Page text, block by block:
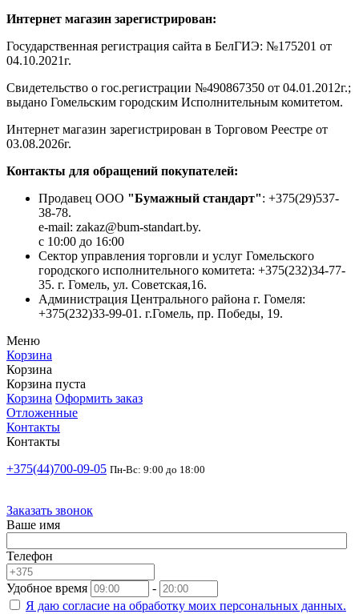
Интернет магазин зарегистрирован:
Государственная регистрация сайта в БелГИЭ: №175201 от
04.10.2021г.
Свидетельство о гос.регистрации №490867350 от 04.01.2012г.;
выдано Гомельским городским Исполнительным комитетом.
Интернет магазин зарегистрирован в Торговом Реестре от
03.08.2026г.
Контакты для обращений покупателей:
Продавец ООО "Бумажный стандарт": +375(29)537-
38-78.
e-mail: zakaz@bum-standart.by.
с 10:00 до 16:00
Сектор управления торговли и услуг Гомельского
городского исполнительного комитета: +375(232)34-77-
35. г. Гомель, ул. Советская,16.
Администрация Центрального района г. Гомеля:
+375(232)33-99-01. г.Гомель, пр. Победы, 19.
Меню
Корзина
Корзина
Корзина пуста
Корзина Оформить заказ
Отложенные
Контакты
Контакты
+375(44)700-09-05 Пн-Вс: 9:00 до 18:00
Заказать звонок
Ваше имя
Телефон
Удобное время
-
Я даю согласие на обработку моих персональных данных.